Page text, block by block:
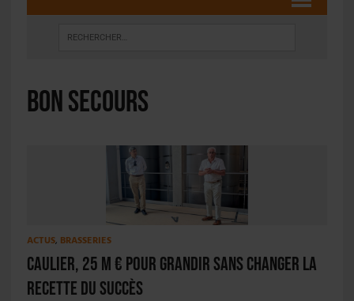
Bon Secours
ACTUS, BRASSERIES
Caulier, 25 M € pour grandir sans changer la
recette du succès